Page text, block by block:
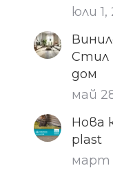
юли 1,
Стил
дом
май
Нова
plast
март